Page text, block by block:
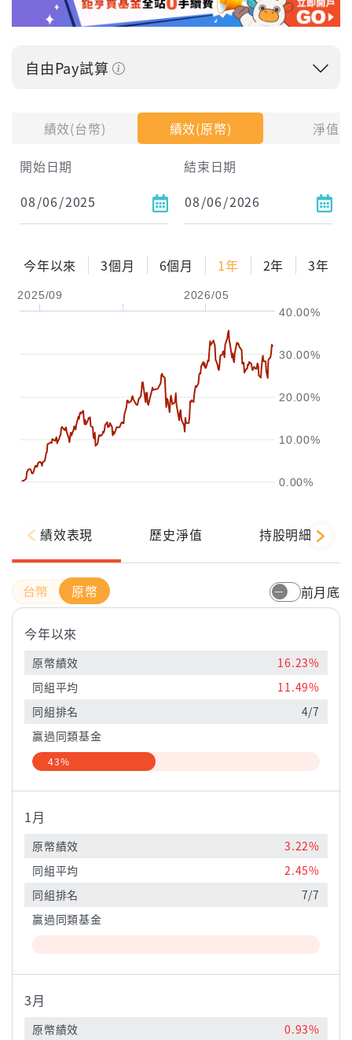
績效(台幣) 績效(原幣)
淨值
開始日期
結束日期
今年以來 3個月 6個月 1年 2年 3年
2025/09 2026/05
0.00%
10.00%
20.00%
30.00%
40.00%
自由Pay試算
每月Pay出方式
依金額
依比例
0% 年化自由Pay率
3年
試算
績效表現 歷史淨值 持股明細
原幣 前月底
今年以來
原幣績效
16.23%
同組平均
11.49%
同組排名
4/7
贏過同類基金
43%
1月
原幣績效
3.22%
同組平均
2.45%
同組排名
7/7
贏過同類基金
3月
原幣績效
0.93%